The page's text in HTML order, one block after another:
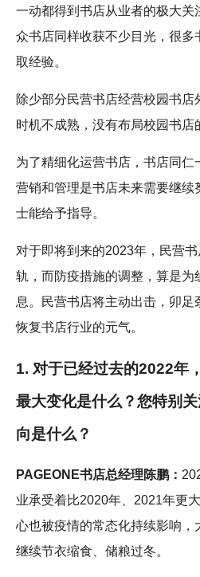
一动都得到书店从业者的极大关
众书店同样收获不少目光，很多
取经验。
除少部分民营书店经营校园书
时机不成熟，没有布局校园书店
为了精细化运营书店，书店同仁
营销和管理是书店未来需要继续
士能给予指导。
对于即将到来的2023年，民营
轨，而防疫措施的调整，算是为
息。民营书店将主动出击，卯足
恢复书店行业的元气。
1. 对于已经过去的2022年
最大变化是什么？您特别
向是什么？
PAGEONE书店总经理陈鹏：
业承受着比2020年、2021年更
心也被疫情的常态化持续影响，
继续节衣缩食、储粮过冬。